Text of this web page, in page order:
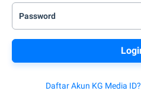
Password
Daftar Akun KG Media ID?